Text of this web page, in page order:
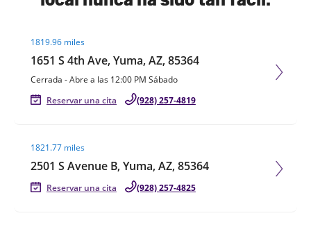
1819.96 miles
1651 S 4th Ave, Yuma, AZ, 85364
Cerrada -Abre a las 12:00 PM Sábado
Reservar una cita
(928) 257-4819
1821.77 miles
2501 S Avenue B, Yuma, AZ, 85364
Reservar una cita (928) 257-4825